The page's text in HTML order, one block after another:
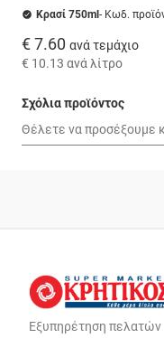
Κρασί 750ml - Κωδ.
€ 7.60 ανά τεμάχιο
€ 10.13 ανά λίτρο
Σχόλια προϊόντος
Εξυπηρέτηση πελατών